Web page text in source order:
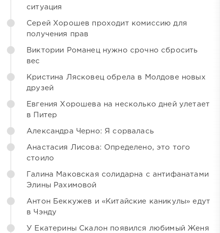
ситуация
Серей Хорошев проходит комиссию для
получения прав
Виктории Романец нужно срочно сбросить
вес
Кристина Лясковец обрела в Молдове новых
друзей
Евгения Хорошева на несколько дней улетает
в Питер
Александра Черно: Я сорвалась
Анастасия Лисова: Определено, это того
стоило
Галина Маковская солидарна с антифанатами
Элины Рахимовой
Антон Беккужев и «Китайские каникулы» едут
в Чэнду
У Екатерины Скалон появился любимый Женя